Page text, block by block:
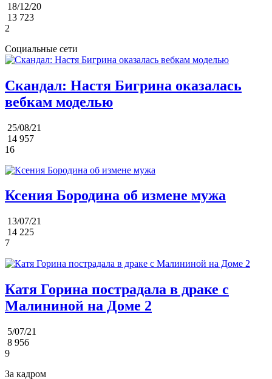
18/12/20
13 723
2
Социальные сети
Скандал: Настя Бигрина оказалась
вебкам моделью
25/08/21
14 957
16
Ксения Бородина об измене мужа
13/07/21
14 225
7
Катя Горина пострадала в драке с
Малининой на Доме 2
5/07/21
8 956
9
За кадром